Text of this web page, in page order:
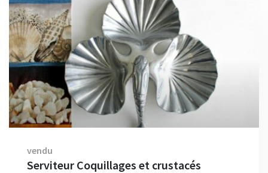
vendu
Serviteur Coquillages et crustacés